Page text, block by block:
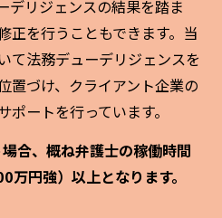
デリジェンスの結果を踏ま
正を行うこともできます。当
て法務デューデリジェンスを
置づけ、クライアント企業の
ートを行っています。
合、概ね弁護士の稼働時間
円強）以上となります。